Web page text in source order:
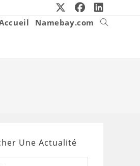
Namebay.com
Toggle
Une Actualité
Press